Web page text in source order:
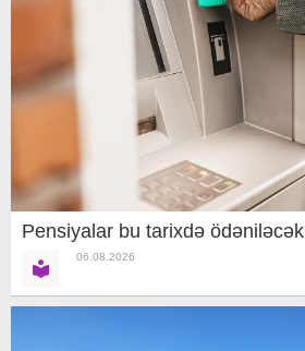
Pensiyalar bu tarixdə ödəniləcək
06.08.2026